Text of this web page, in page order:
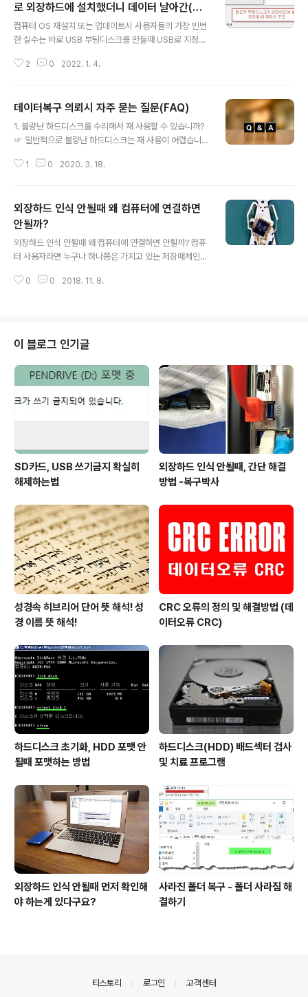
음이나 진동이 발생될때 2. 드라이브 인식이 안되고 소음
과 진동이 발생될때 1번인 상태에서는 중요한 데이터 일부
를 다른 하드디스크에 백업해 보십시오! 만약 백업이 되지
않거나 느려질 경우에는 작동을 멈추어야 합니다. 2번인
상태에서는 중요한 데이터가 있다면 절대 작동시키지 말아
로 외장하드에 설치했더니 데이터 날아간(초
기화) 경우 복구 가능한가?
컴퓨터 OS 재설치 또는 업데이트시 사용자들의 가장 빈번
한 실수는 바로 USB 부팅디스크를 만들때 USB로 지정해
정하여 데이터를 날리는 경우이다. 이러한 경우 보통 용량
이 초기화 되고, 부팅디스크가 원치 않는 외장하드에 설치
가 된 경우이다. 이런 상황이 발생되면 과연 기존에 저장해
둔 데이터를 살릴수 있을까? ▣ USB 부팅디스크를 실수
면 기존 2TB(1862.98) 단일 파티션에서 ESD-USB 32
2 0 2022. 1. 4.
데이터복구 의뢰시 자주 묻는 질문(FAQ)
1. 불량난 하드디스크를 수리해서 재 사용할 수 있습니까?
☞ 일반적으로 불량난 하드디스크는 재 사용이 어렵습니
를 복원시키거나 재사용이 가능하도록 작업이 가능한 경우
리에 전원을 공급하여 프로그램을 실행시키는 것은 손상을
증가시킵니다. 되도록 전원공급을 중단하시고 테스트하지
않아야 합니다. 3. 복구된 데이터는 어떻게 받을수 있습니
까? ☞ 고장난 원본 하드디스크에서 추출한 데이터를 담을
백업하드가 별도로 필요합니다. 포맷한 빈 하드드라이브를
같이 접수하시거나 센터에서 구매 백업이 가능합니다. 4.
1 0 2020. 3. 18.
외장하드 인식 안될때 왜 컴퓨터에 연결하면
안될까?
외장하드 인식 안될때 왜 컴퓨터에 연결하면 안될까? 컴퓨
터 사용자라면 누구나 하나쯤은 가지고 있는 저장매체인
터, 핸드폰등의 데이터 백업장치로 많이 사용되고 있습니
못할때 왜 컴퓨터에 연결하면 안될까? 첫째: 손상이 증가될
가능성이 높기 때문이다.둘째: 복구가 불가능한 상태가 될
가능성이 있기 때문이다.셋째: 되돌릴수 없기 때문이다. 외
장하드가 갑자기 인식이 되지 않는 것은 어떤 부분에 고장..
0 0 2018. 11. 8.
이 블로그 인기글
SD카드, USB 쓰기금지 확실히
해제하는법
외장하드 인식 안될때, 간단 해결
방법 -복구박사
성경속 히브리어 단어 뜻 해석! 성
경 이름 뜻 해석!
CRC 오류의 정의 및 해결방법 (데
이터오류 CRC)
하드디스크 초기화, HDD 포맷 안
될때 포맷하는 방법
하드디스크(HDD) 배드섹터 검사
및 치료 프로그램
외장하드 인식 안될때 먼저 확인해
야 하는게 있다구요?
사라진 폴더 복구 - 폴더 사라짐 해
결하기
티스토리 로그인 고객센터